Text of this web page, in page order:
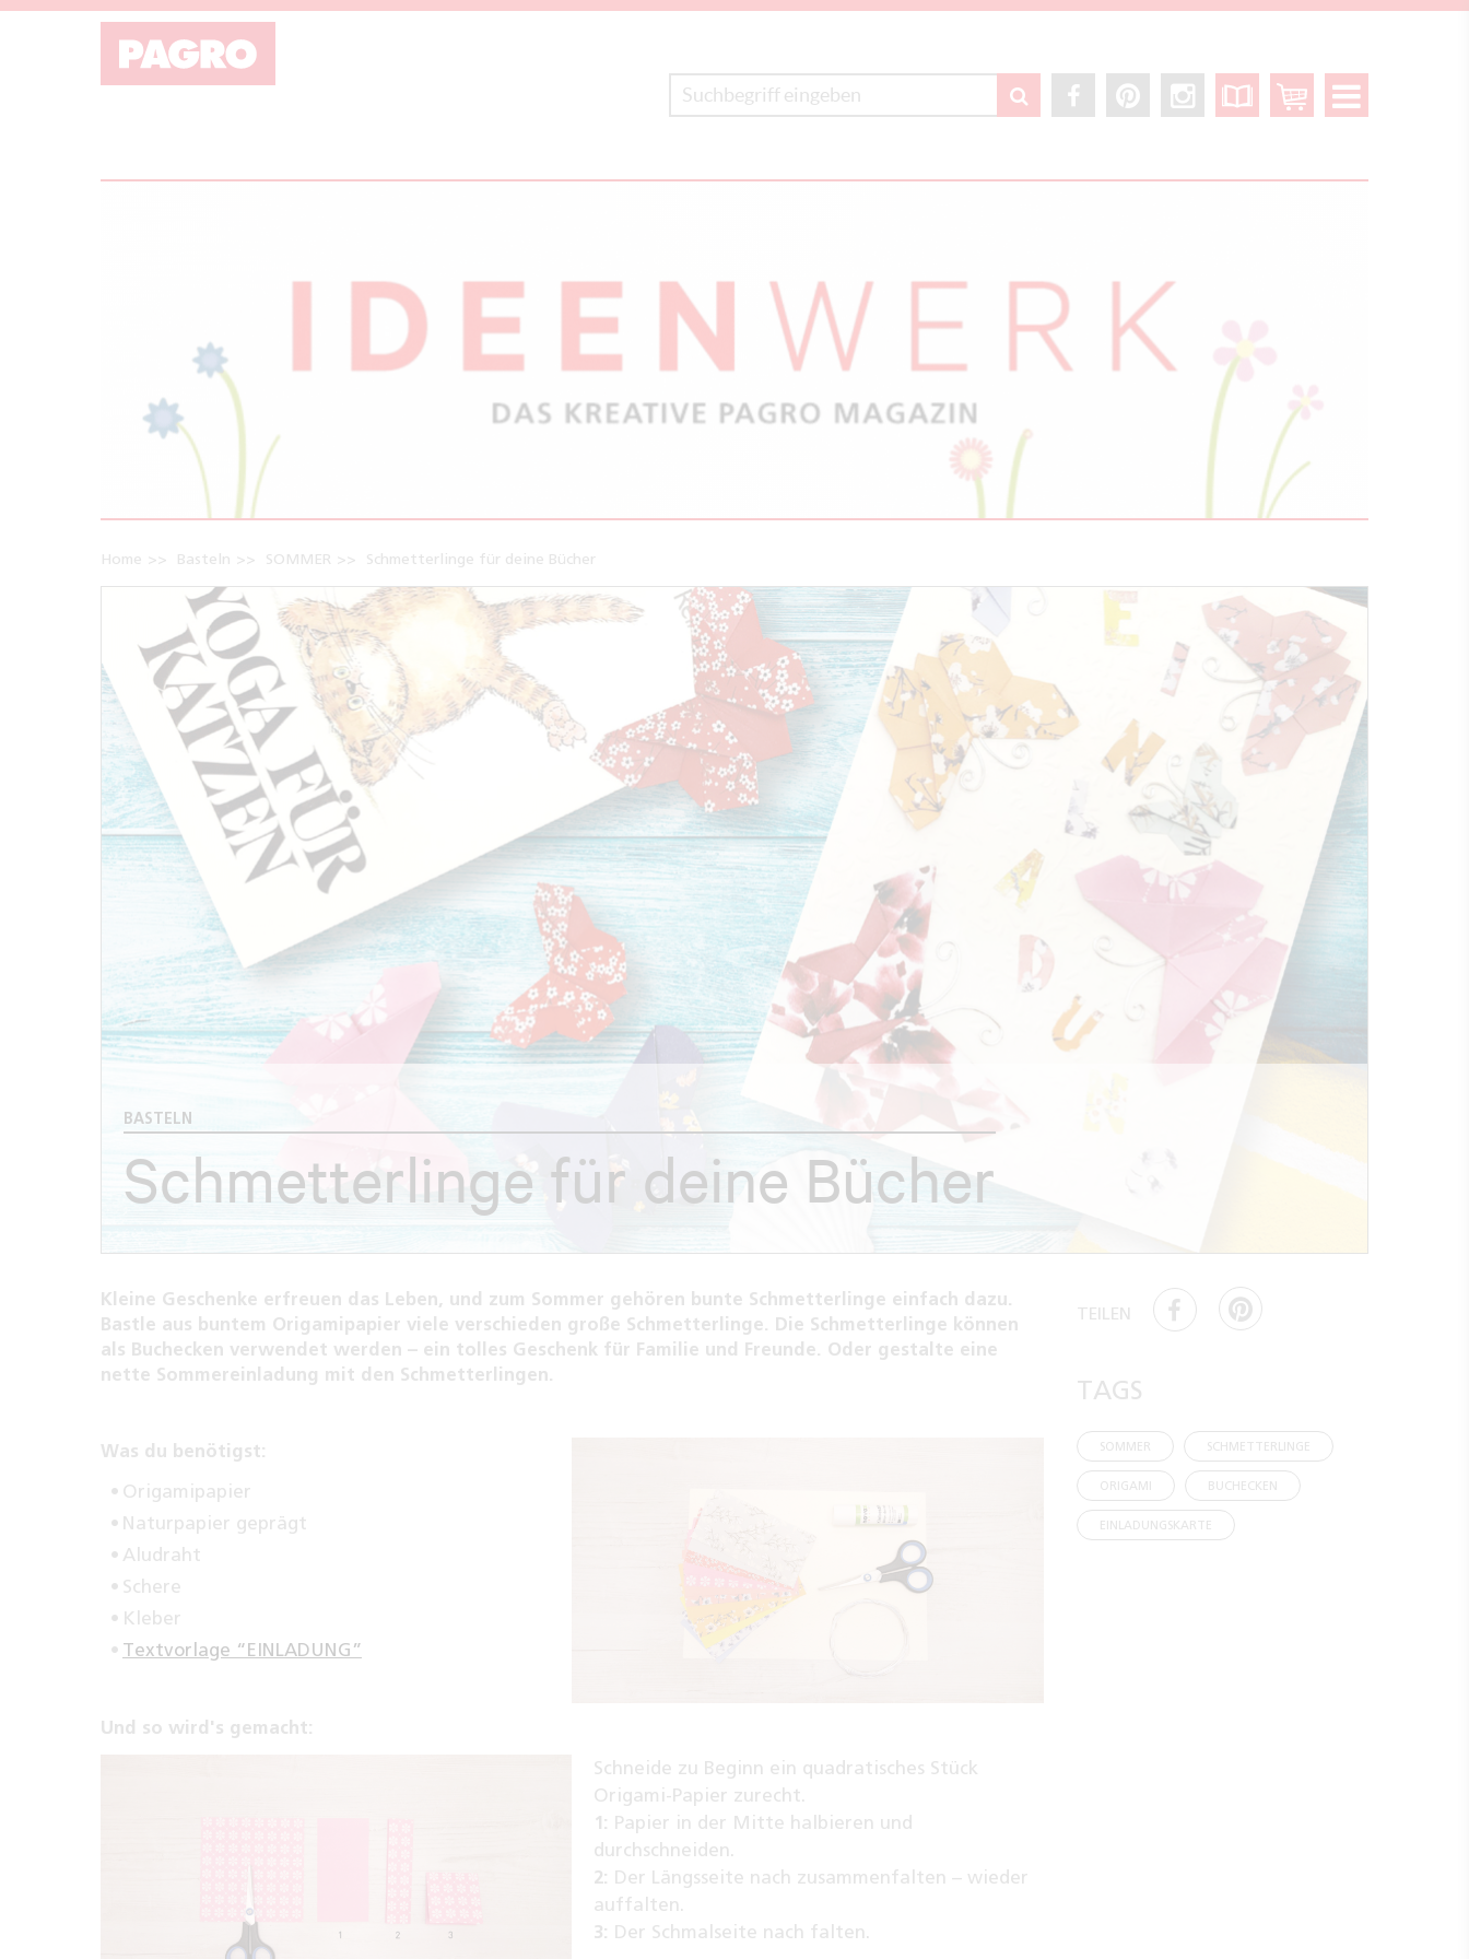
Home Basteln SOMMER Schmetterlinge für deine Bücher
BASTELN
Schmetterlinge für deine Bücher
Kleine Geschenke erfreuen das Leben, und zum Sommer gehören bunte Schmetterlinge einfach dazu.
Bastle aus buntem Origamipapier viele verschieden große Schmetterlinge. Die Schmetterlinge können
als Buchecken verwendet werden – ein tolles Geschenk für Familie und Freunde. Oder gestalte eine
nette Sommereinladung mit den Schmetterlingen.
Was du benötigst:
Origamipapier
Naturpapier geprägt
Aludraht
Schere
Kleber
Textvorlage “EINLADUNG”
Und so wird's gemacht:
Schneide zu Beginn ein quadratisches Stück
Origami-Papier zurecht.
1: Papier in der Mitte halbieren und
durchschneiden.
2: Der Längsseite nach zusammenfalten – wieder
auffalten.
3: Der Schmalseite nach falten.
TEILEN
TAGS
SOMMER SCHMETTERLINGE
ORIGAMI BUCHECKEN
EINLADUNGSKARTE